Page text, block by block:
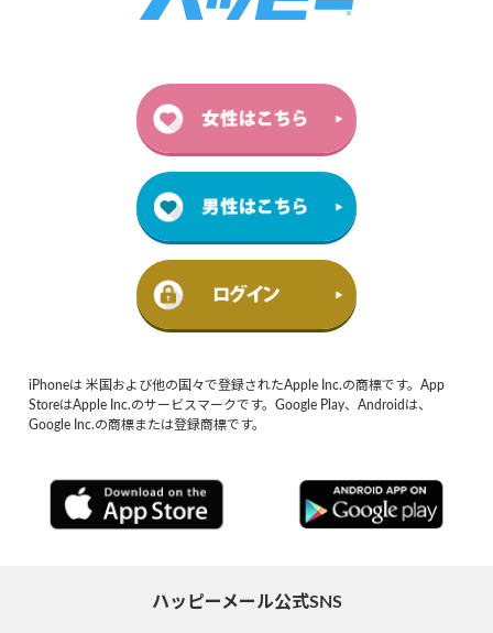
iPhoneは 米国および他の国々で登録されたApple Inc.の商標です。App
StoreはApple Inc.のサービスマークです。Google Play、Androidは、
Google Inc.の商標または登録商標です。
ハッピーメール公式SNS